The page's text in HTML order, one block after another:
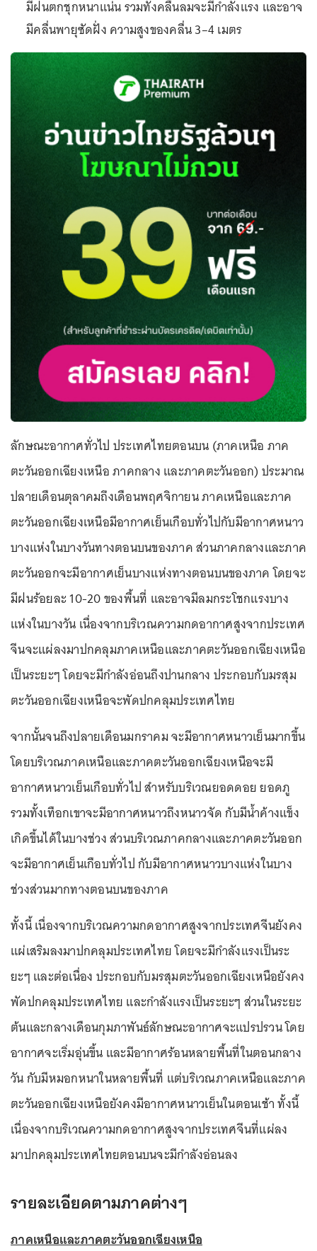
มีฝนตกชุกหนาแน่น รวมทั้งคลื่นลมจะมีกำลังแรง และอาจ
มีคลื่นพายุซัดฝั่ง ความสูงของคลื่น 3–4 เมตร
ลักษณะอากาศทั่วไป ประเทศไทยตอนบน (ภาคเหนือ ภาค
ตะวันออกเฉียงเหนือ ภาคกลาง และภาคตะวันออก) ประมาณ
ปลายเดือนตุลาคมถึงเดือนพฤศจิกายน ภาคเหนือและภาค
ตะวันออกเฉียงเหนือมีอากาศเย็นเกือบทั่วไปกับมีอากาศหนาว
บางแห่งในบางวันทางตอนบนของภาค ส่วนภาคกลางและภาค
ตะวันออกจะมีอากาศเย็นบางแห่งทางตอนบนของภาค โดยจะ
มีฝนร้อยละ 10-20 ของพื้นที่ และอาจมีลมกระโชกแรงบาง
แห่งในบางวัน เนื่องจากบริเวณความกดอากาศสูงจากประเทศ
จีนจะแผ่ลงมาปกคลุมภาคเหนือและภาคตะวันออกเฉียงเหนือ
เป็นระยะๆ โดยจะมีกำลังอ่อนถึงปานกลาง ประกอบกับมรสุม
ตะวันออกเฉียงเหนือจะพัดปกคลุมประเทศไทย
จากนั้นจนถึงปลายเดือนมกราคม จะมีอากาศหนาวเย็นมากขึ้น
โดยบริเวณภาคเหนือและภาคตะวันออกเฉียงเหนือจะมี
อากาศหนาวเย็นเกือบทั่วไป สำหรับบริเวณยอดดอย ยอดภู
รวมทั้งเทือกเขาจะมีอากาศหนาวถึงหนาวจัด กับมีน้ำค้างแข็ง
เกิดขึ้นได้ในบางช่วง ส่วนบริเวณภาคกลางและภาคตะวันออก
จะมีอากาศเย็นเกือบทั่วไป กับมีอากาศหนาวบางแห่งในบาง
ช่วงส่วนมากทางตอนบนของภาค
ทั้งนี้ เนื่องจากบริเวณความกดอากาศสูงจากประเทศจีนยังคง
แผ่เสริมลงมาปกคลุมประเทศไทย โดยจะมีกำลังแรงเป็นระ
ยะๆ และต่อเนื่อง ประกอบกับมรสุมตะวันออกเฉียงเหนือยังคง
พัดปกคลุมประเทศไทย และกำลังแรงเป็นระยะๆ ส่วนในระยะ
ต้นและกลางเดือนกุมภาพันธ์ลักษณะอากาศจะแปรปรวน โดย
อากาศจะเริ่มอุ่นขึ้น และมีอากาศร้อนหลายพื้นที่ในตอนกลาง
วัน กับมีหมอกหนาในหลายพื้นที่ แต่บริเวณภาคเหนือและภาค
ตะวันออกเฉียงเหนือยังคงมีอากาศหนาวเย็นในตอนเช้า ทั้งนี้
เนื่องจากบริเวณความกดอากาศสูงจากประเทศจีนที่แผ่ลง
มาปกคลุมประเทศไทยตอนบนจะมีกำลังอ่อนลง
รายละเอียดตามภาคต่างๆ
ภาคเหนือและภาคตะวันออกเฉียงเหนือ